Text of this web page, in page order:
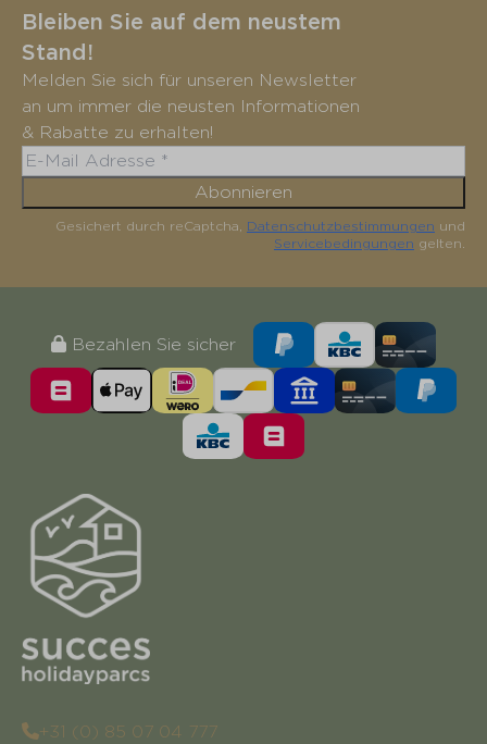
Bleiben Sie auf dem neustem
Stand!
Melden Sie sich für unseren Newsletter
an um immer die neusten Informationen
& Rabatte zu erhalten!
Abonnieren
Gesichert durch reCaptcha, Datenschutzbestimmungen und
Servicebedingungen gelten.
Bezahlen Sie sicher
+31 (0) 85 07 04 777